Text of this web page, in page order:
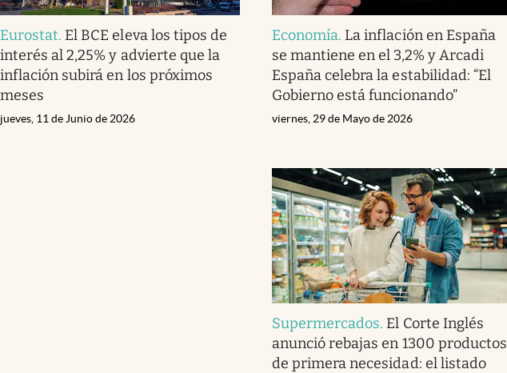
Eurostat. El BCE eleva los tipos de
interés al 2,25% y advierte que la
inflación subirá en los próximos
meses
jueves, 11 de Junio de 2026
Economía. La inflación en España
se mantiene en el 3,2% y Arcadi
España celebra la estabilidad: “El
Gobierno está funcionando”
viernes, 29 de Mayo de 2026
Supermercados. El Corte Inglés
anunció rebajas en 1300 productos
de primera necesidad: el listado